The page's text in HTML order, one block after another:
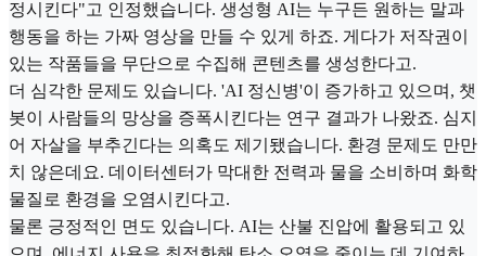
정시킨다"고 인정했습니다. 생성형 AI는 누구든 원하는 말과
행동을 하는 가짜 영상을 만들 수 있게 하죠. 게다가 저작권이
있는 작품들을 무단으로 수집해 콘텐츠를 생성한다고.
더 심각한 문제도 있습니다. 'AI 정신병'이 증가하고 있으며, 챗
봇이 사람들의 망상을 증폭시킨다는 연구 결과가 나왔죠. 심지
어 자살을 부추긴다는 의혹도 제기됐습니다. 환경 문제도 만만
치 않은데요. 데이터센터가 막대한 전력과 물을 소비하며 화학
물질로 환경을 오염시킨다고.
물론 긍정적인 면도 있습니다. AI는 산불 진압에 활용되고 있